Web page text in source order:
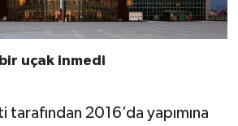
uçak inmedi
2016’da yapımına